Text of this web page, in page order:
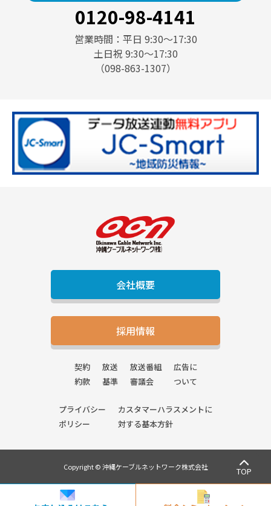
0120-98-4141
営業時間：平日 9:30〜17:30
土日祝 9:30〜17:30
（098-863-1307）
会社概要
採用情報
契約
約款
放送
基準
放送番組
審議会
広告に
ついて
プライバシー
ポリシー
カスタマーハラスメントに
対する基本方針
Copyright © 沖縄ケーブルネットワーク株式会社 TOP